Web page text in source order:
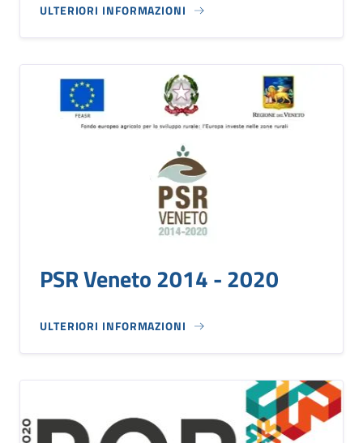
ULTERIORI INFORMAZIONI
PSR Veneto 2014 - 2020
ULTERIORI INFORMAZIONI